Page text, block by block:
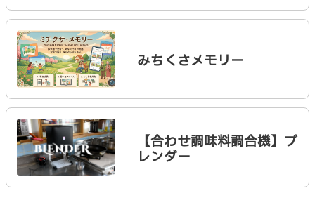
みちくさメモリー
【合わせ調味料調合機】ブ
レンダー